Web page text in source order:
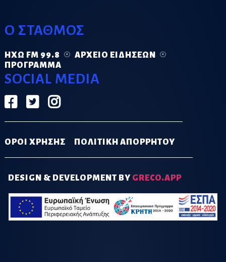
Ο ΣΤΑΘΜΟΣ
ΗΧΏ FM 99.8
ΑΡΧΕΊΟ ΕΙΔΉΣΕΩΝ
ΠΡΌΓΡΑΜΜΑ
SOCIAL MEDIA
ΟΡΟΙ ΧΡΗΣΗΣ ΠΟΛΙΤΙΚΗ ΑΠΟΡΡΗΤΟΥ
DESIGN & DEVELOPMENT BY GRECO.APP